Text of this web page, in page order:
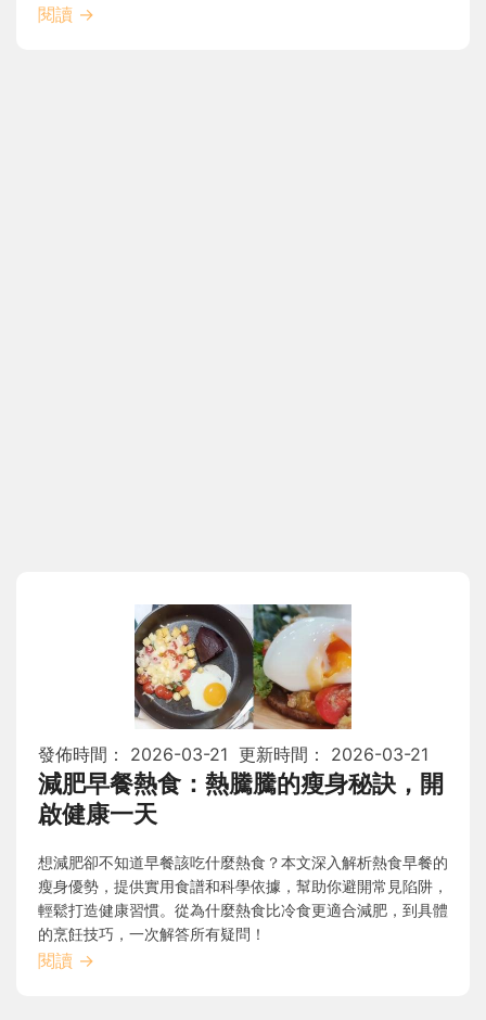
閱讀 →
發佈時間： 2026-03-21 更新時間： 2026-03-21
減肥早餐熱食：熱騰騰的瘦身秘訣，開
啟健康一天
想減肥卻不知道早餐該吃什麼熱食？本文深入解析熱食早餐的
瘦身優勢，提供實用食譜和科學依據，幫助你避開常見陷阱，
輕鬆打造健康習慣。從為什麼熱食比冷食更適合減肥，到具體
的烹飪技巧，一次解答所有疑問！
閱讀 →